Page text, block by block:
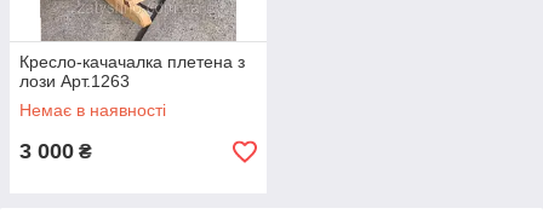
Кресло-качачалка плетена з
лози Арт.1263
Немає в наявності
3 000 ₴